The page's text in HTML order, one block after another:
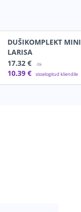
DUŠIKOMPLEKT MINI
LARISA
17.32 € /tk
10.39 € sisselogitud kliendile